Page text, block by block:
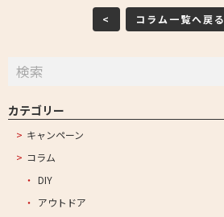
< コラム一覧へ戻る
カテゴリー
キャンペーン
コラム
DIY
アウトドア